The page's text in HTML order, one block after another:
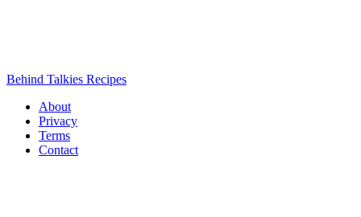
Behind Talkies Recipes
About
Privacy
Terms
Contact